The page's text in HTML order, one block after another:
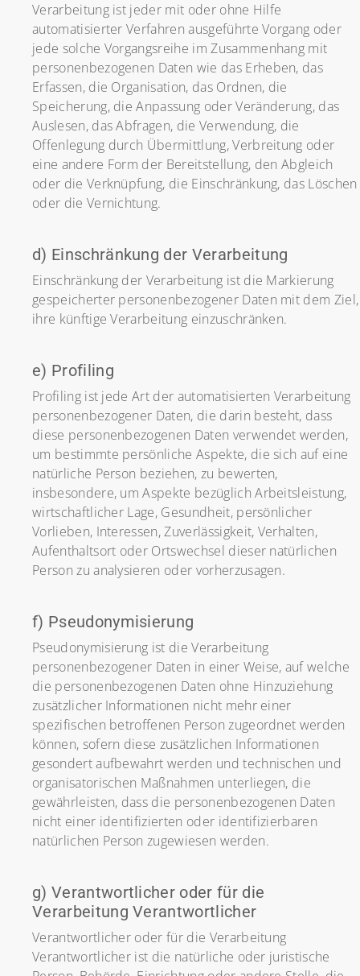
Verarbeitung ist jeder mit oder ohne Hilfe
automatisierter Verfahren ausgeführte Vorgang oder
jede solche Vorgangsreihe im Zusammenhang mit
personenbezogenen Daten wie das Erheben, das
Erfassen, die Organisation, das Ordnen, die
Speicherung, die Anpassung oder Veränderung, das
Auslesen, das Abfragen, die Verwendung, die
Offenlegung durch Übermittlung, Verbreitung oder
eine andere Form der Bereitstellung, den Abgleich
oder die Verknüpfung, die Einschränkung, das Löschen
oder die Vernichtung.
d) Einschränkung der Verarbeitung
Einschränkung der Verarbeitung ist die Markierung
gespeicherter personenbezogener Daten mit dem Ziel,
ihre künftige Verarbeitung einzuschränken.
e) Profiling
Profiling ist jede Art der automatisierten Verarbeitung
personenbezogener Daten, die darin besteht, dass
diese personenbezogenen Daten verwendet werden,
um bestimmte persönliche Aspekte, die sich auf eine
natürliche Person beziehen, zu bewerten,
insbesondere, um Aspekte bezüglich Arbeitsleistung,
wirtschaftlicher Lage, Gesundheit, persönlicher
Vorlieben, Interessen, Zuverlässigkeit, Verhalten,
Aufenthaltsort oder Ortswechsel dieser natürlichen
Person zu analysieren oder vorherzusagen.
f) Pseudonymisierung
Pseudonymisierung ist die Verarbeitung
personenbezogener Daten in einer Weise, auf welche
die personenbezogenen Daten ohne Hinzuziehung
zusätzlicher Informationen nicht mehr einer
spezifischen betroffenen Person zugeordnet werden
können, sofern diese zusätzlichen Informationen
gesondert aufbewahrt werden und technischen und
organisatorischen Maßnahmen unterliegen, die
gewährleisten, dass die personenbezogenen Daten
nicht einer identifizierten oder identifizierbaren
natürlichen Person zugewiesen werden.
g) Verantwortlicher oder für die
Verarbeitung Verantwortlicher
Verantwortlicher oder für die Verarbeitung
Verantwortlicher ist die natürliche oder juristische